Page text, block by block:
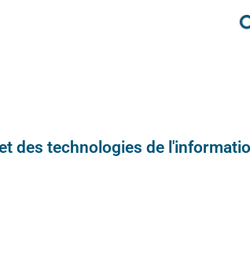
des technologies de